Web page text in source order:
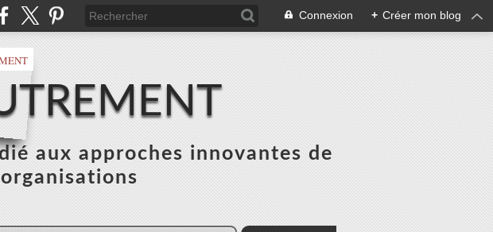
Connexion + Créer mon blog
aux approches innovantes de